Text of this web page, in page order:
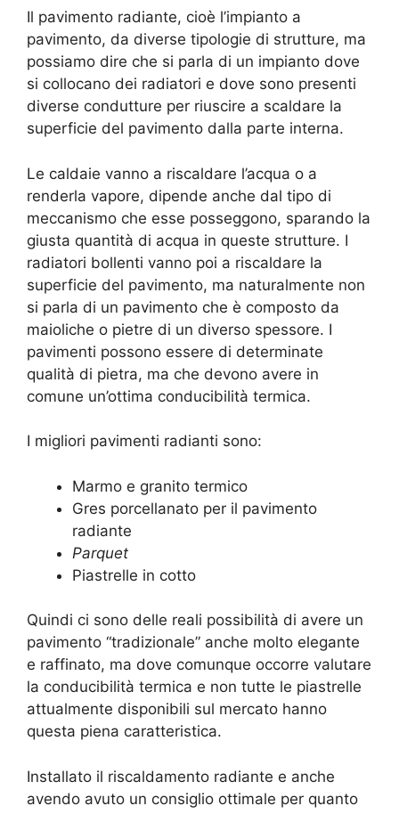
Il pavimento radiante, cioè l’impianto a
pavimento, da diverse tipologie di strutture, ma
possiamo dire che si parla di un impianto dove
si collocano dei radiatori e dove sono presenti
diverse condutture per riuscire a scaldare la
superficie del pavimento dalla parte interna.
Le caldaie vanno a riscaldare l’acqua o a
renderla vapore, dipende anche dal tipo di
meccanismo che esse posseggono, sparando la
giusta quantità di acqua in queste strutture. I
radiatori bollenti vanno poi a riscaldare la
superficie del pavimento, ma naturalmente non
si parla di un pavimento che è composto da
maioliche o pietre di un diverso spessore. I
pavimenti possono essere di determinate
qualità di pietra, ma che devono avere in
comune un’ottima conducibilità termica.
I migliori pavimenti radianti sono:
Marmo e granito termico
Gres porcellanato per il pavimento
radiante
Parquet
Piastrelle in cotto
Quindi ci sono delle reali possibilità di avere un
pavimento “tradizionale” anche molto elegante
e raffinato, ma dove comunque occorre valutare
la conducibilità termica e non tutte le piastrelle
attualmente disponibili sul mercato hanno
questa piena caratteristica.
Installato il riscaldamento radiante e anche
avendo avuto un consiglio ottimale per quanto